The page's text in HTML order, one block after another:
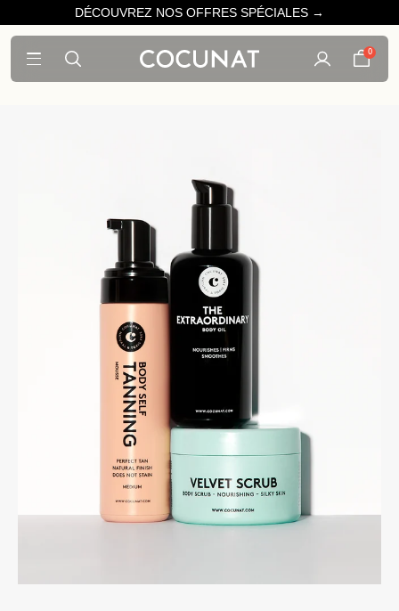
DÉCOUVREZ NOS OFFRES SPÉCIALES →
0